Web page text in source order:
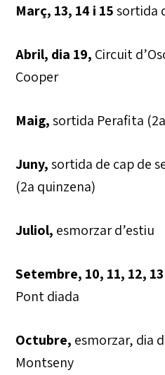
Març, 13, 14 i 15sortida
Abril, dia 19, Circuit
Cooper
Maig,sortida Perafita
Juny,sortida de cap de
(2a quinzena)
Juliol, esmorzar d’estiu
Setembre, 10, 11, 12,
Pont diada
Octubre, esmorzar, dia
Montseny